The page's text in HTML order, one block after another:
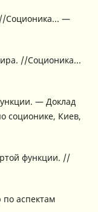
Соционика... —
//Соционика...
— Доклад
соционике, Киев,
функции. //
аспектам